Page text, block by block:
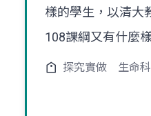
樣的學生，以清大
108課綱又有什麼
探究實做 生命